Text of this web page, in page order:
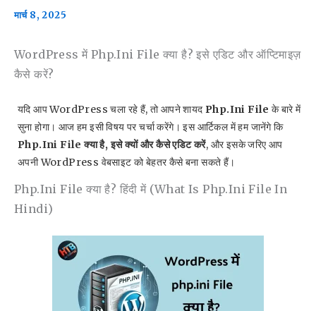
मार्च 8, 2025
WordPress में Php.ini File क्या है? इसे एडिट और ऑप्टिमाइज़
कैसे करें?
यदि आप WordPress चला रहे हैं, तो आपने शायद Php.ini File के बारे में
सुना होगा। आज हम इसी विषय पर चर्चा करेंगे। इस आर्टिकल में हम जानेंगे कि
Php.ini File क्या है, इसे क्यों और कैसे एडिट करें, और इसके जरिए आप
अपनी WordPress वेबसाइट को बेहतर कैसे बना सकते हैं।
Php.ini File क्या है? हिंदी में (What Is Php.ini File In
Hindi)